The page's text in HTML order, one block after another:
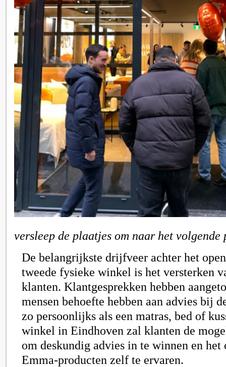
versleep de plaatjes om naar het
De belangrijkste drijfveer achter het
tweede fysieke winkel is het versterken
klanten. Klantgesprekken hebben
mensen behoefte hebben aan advies bij
zo persoonlijks als een matras, bed of
winkel in Eindhoven zal klanten de
om deskundig advies in te winnen en
Emma-producten zelf te ervaren.